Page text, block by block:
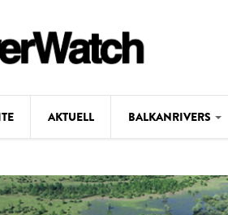
AKTUELL BALKANRIVERS
Karte